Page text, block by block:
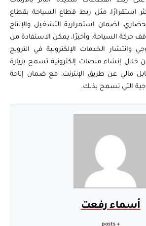
استقرارًا، مثل ربط قطاع السياحة بقطاع
لضمان استمرارية التشغيل والإنتاج
حركة السياحة. وأخيرًا، يمكن الاستفادة من
وانتشار الخدمات الإلكترونية في الترويج
خلال إنشاء منصات إلكترونية تسمح بزيارة
مالي عن طريق الإنترنت، مع ضمان إتاحة
التي تسمح بذلك.
أسماء رفعت